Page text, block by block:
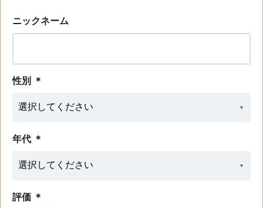
ニックネーム
性別 ＊
年代 ＊
評価 ＊